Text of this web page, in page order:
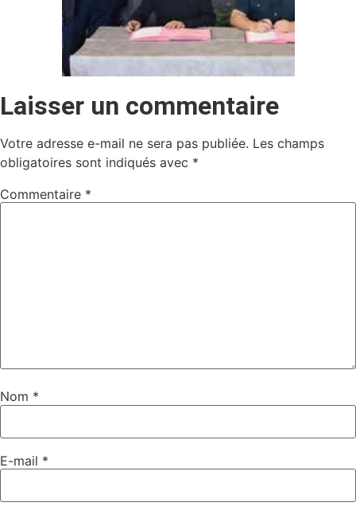
Laisser un commentaire
Votre adresse e-mail ne sera pas publiée. Les champs
obligatoires sont indiqués avec *
Commentaire *
Nom *
E-mail *